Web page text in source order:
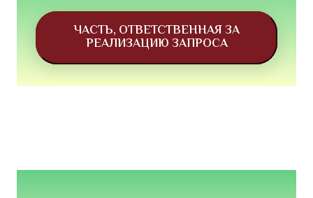
ЧАСТЬ, ОТВЕТСТВЕННАЯ ЗА
РЕАЛИЗАЦИЮ ЗАПРОСА